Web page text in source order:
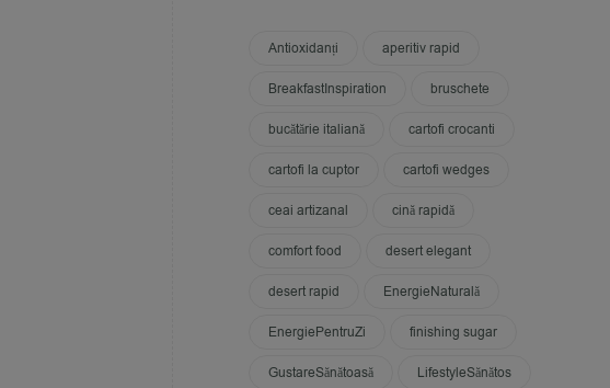
Antioxidanți aperitiv rapid
BreakfastInspiration bruschete
bucătărie italiană cartofi crocanti
cartofi la cuptor cartofi wedges
ceai artizanal cină rapidă
comfort food desert elegant
desert rapid EnergieNaturală
EnergiePentruZi finishing sugar
GustareSănătoasă LifestyleSănătos